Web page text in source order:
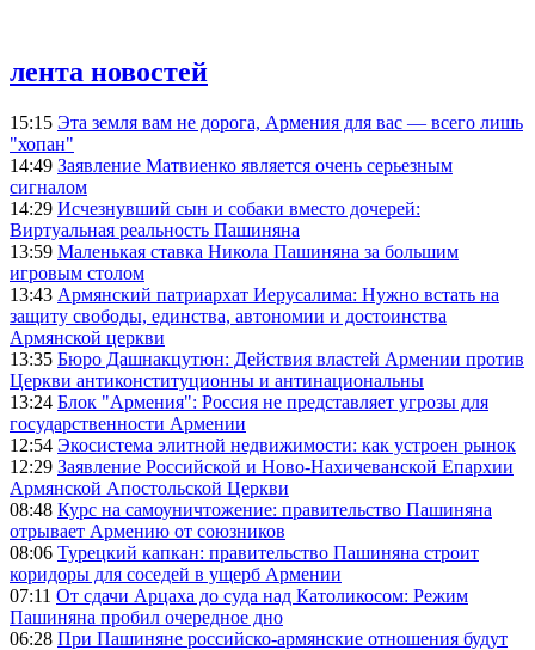
лента новостей
15:15 Эта земля вам не дорога, Армения для вас — всего лишь
"хопан"
14:49 Заявление Матвиенко является очень серьезным
сигналом
14:29 Исчезнувший сын и собаки вместо дочерей:
Виртуальная реальность Пашиняна
13:59 Маленькая ставка Никола Пашиняна за большим
игровым столом
13:43 Армянский патриархат Иерусалима: Нужно встать на
защиту свободы, единства, автономии и достоинства
Армянской церкви
13:35 Бюро Дашнакцутюн: Действия властей Армении против
Церкви антиконституционны и антинациональны
13:24 Блок "Армения": Россия не представляет угрозы для
государственности Армении
12:54 Экосистема элитной недвижимости: как устроен рынок
12:29 Заявление Российской и Ново-Нахичеванской Епархии
Армянской Апостольской Церкви
08:48 Курс на самоуничтожение: правительство Пашиняна
отрывает Армению от союзников
08:06 Турецкий капкан: правительство Пашиняна строит
коридоры для соседей в ущерб Армении
07:11 От сдачи Арцаха до суда над Католикосом: Режим
Пашиняна пробил очередное дно
06:28 При Пашиняне российско-армянские отношения будут